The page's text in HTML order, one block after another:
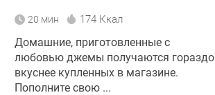
20 мин 174 Ккал
Домашние, приготовленные с
любовью джемы получаются гораздо
вкуснее купленных в магазине.
Пополните свою ...